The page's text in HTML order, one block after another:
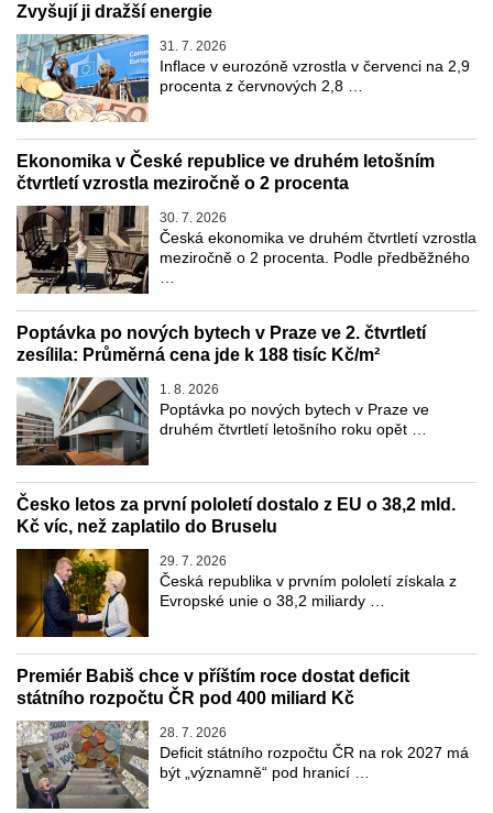
Zvyšují ji dražší energie
31. 7. 2026
Inflace v eurozóně vzrostla v červenci na 2,9
procenta z červnových 2,8 …
Ekonomika v České republice ve druhém letošním
čtvrtletí vzrostla meziročně o 2 procenta
30. 7. 2026
Česká ekonomika ve druhém čtvrtletí vzrostla
meziročně o 2 procenta. Podle předběžného
Poptávka po nových bytech v Praze ve 2. čtvrtletí
zesílila: Průměrná cena jde k 188 tisíc Kč/m²
1. 8. 2026
Poptávka po nových bytech v Praze ve
druhém čtvrtletí letošního roku opět …
Česko letos za první pololetí dostalo z EU o 38,2 mld.
Kč víc, než zaplatilo do Bruselu
29. 7. 2026
Česká republika v prvním pololetí získala z
Evropské unie o 38,2 miliardy …
Premiér Babiš chce v příštím roce dostat deficit
státního rozpočtu ČR pod 400 miliard Kč
28. 7. 2026
Deficit státního rozpočtu ČR na rok 2027 má
být „významně“ pod hranicí …